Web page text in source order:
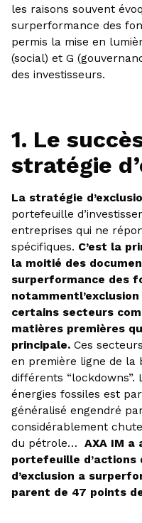
les raisons souvent
surperformance des
permis la mise en
(social) et G
des investisseurs.
1. Le
stratégie
La stratégie
portefeuille
entreprises qui ne
spécifiques. C’est la
la moitié des
surperformance des
certains secteurs
matières premières
principale. Ces
en première ligne de la
différents “lockdowns”.
énergies fossiles est
généralisé engendré
considérablement
du pétrole… AXA IM a
portefeuille d’actions
d’exclusion a
parent de 47 points